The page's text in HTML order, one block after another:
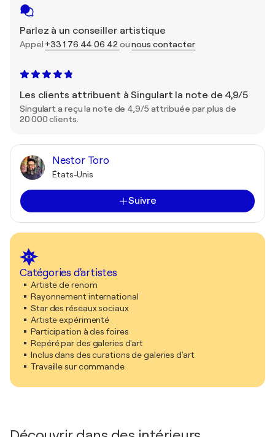
Parlez à un conseiller artistique
Appel +33 1 76 44 06 42 ounous contacter
Les clients attribuent à Singulart la note de 4,9/5
Singulart a reçu la note de 4,9/5 attribuée par plus de
20 000 clients.
Nestor Toro
États-Unis
Suivre
Catégories d'artistes
Artiste de renom
Rayonnement international
Star des réseaux sociaux
Artiste expérimenté
Participation à des foires
Repéré par des galeries d'art
Inclus dans des curations de galeries d'art
Travaille sur commande